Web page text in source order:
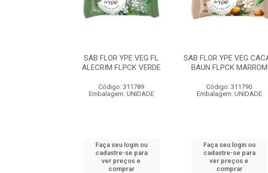
SAB FLOR YPE VEG FL
ALECRIM FLPCK VERDE
Código: 311789
Embalagem: UNIDADE
Faça seu login ou
cadastre-se para
ver preços e
comprar
SAB FLOR YPE VEG
BAUN FLPCK MARROM
Código: 311790
Embalagem: UNIDADE
Faça seu login ou
cadastre-se para
ver preços e
comprar